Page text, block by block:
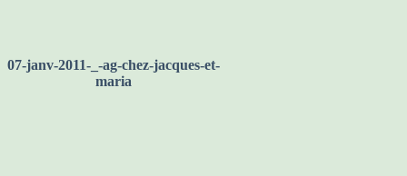
07-janv-2011-_-ag-chez-jacques-et-